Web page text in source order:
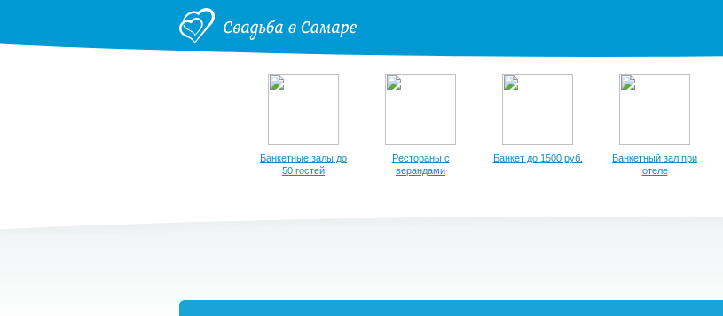
Банкетные залы до
50 гостей
Рестораны с
верандами
Банкет до 1500 руб.
Банкетный зал при
отеле